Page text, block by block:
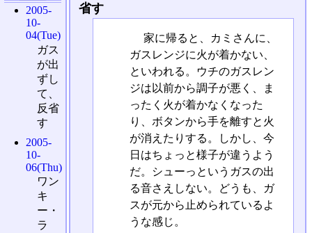
省す
家に帰ると、カミさんに、
ガスレンジに火が着かない、
といわれる。ウチのガスレン
ジは以前から調子が悪く、ま
ったく火が着かなくなった
り、ボタンから手を離すと火
が消えたりする。しかし、今
日はちょっと様子が違うよう
だ。シューっというガスの出
る音さえしない。どうも、ガ
スが元から止められているよ
うな感じ。
2005-
10-
04(Tue)
ガス
が出
ずし
て、
反省
す
2005-
10-
06(Thu)
ワン
キ
ー・
ラ